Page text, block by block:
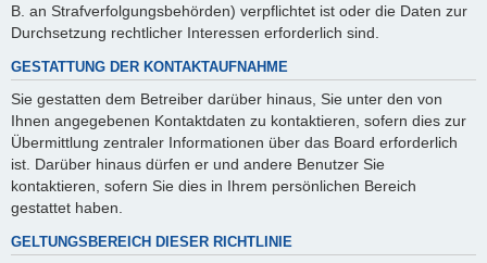
B. an Strafverfolgungsbehörden) verpflichtet ist oder die Daten zur
Durchsetzung rechtlicher Interessen erforderlich sind.
GESTATTUNG DER KONTAKTAUFNAHME
Sie gestatten dem Betreiber darüber hinaus, Sie unter den von
Ihnen angegebenen Kontaktdaten zu kontaktieren, sofern dies zur
Übermittlung zentraler Informationen über das Board erforderlich
ist. Darüber hinaus dürfen er und andere Benutzer Sie
kontaktieren, sofern Sie dies in Ihrem persönlichen Bereich
gestattet haben.
GELTUNGSBEREICH DIESER RICHTLINIE